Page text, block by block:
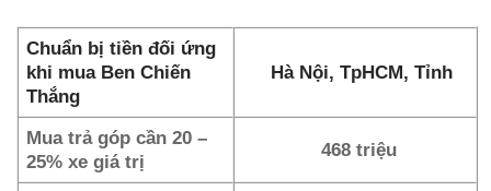
Chuẩn bị tiền đối ứng
khi mua Ben Chiến
Thắng
Hà Nội, TpHCM, Tỉnh
Mua trả góp cần 20 –
25% xe giá trị
468 triệu